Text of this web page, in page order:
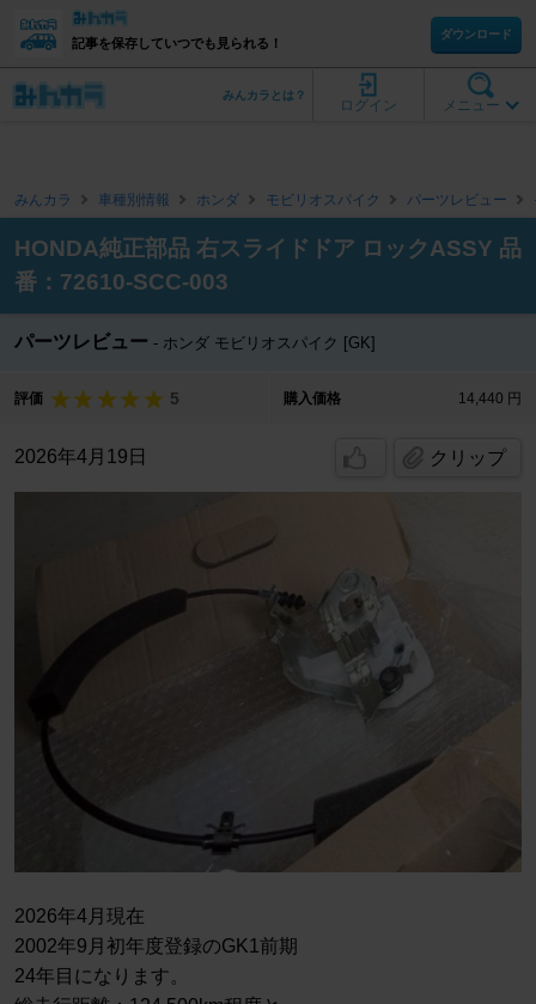
記事を保存していつでも見られる！
ダウンロード
メニュー
ログイン
みんカラとは？
みんカラ 車種別情報 ホンダ モビリオスパイク パーツレビュー
HONDA純正部品 右スライドドア ロックASSY 品
番：72610-SCC-003
パーツレビュー ホンダ モビリオスパイク [GK]
評価 5 購入価格 14,440 円
2026年4月19日 クリップ
2026年4月現在
2002年9月初年度登録のGK1前期
24年目になります。